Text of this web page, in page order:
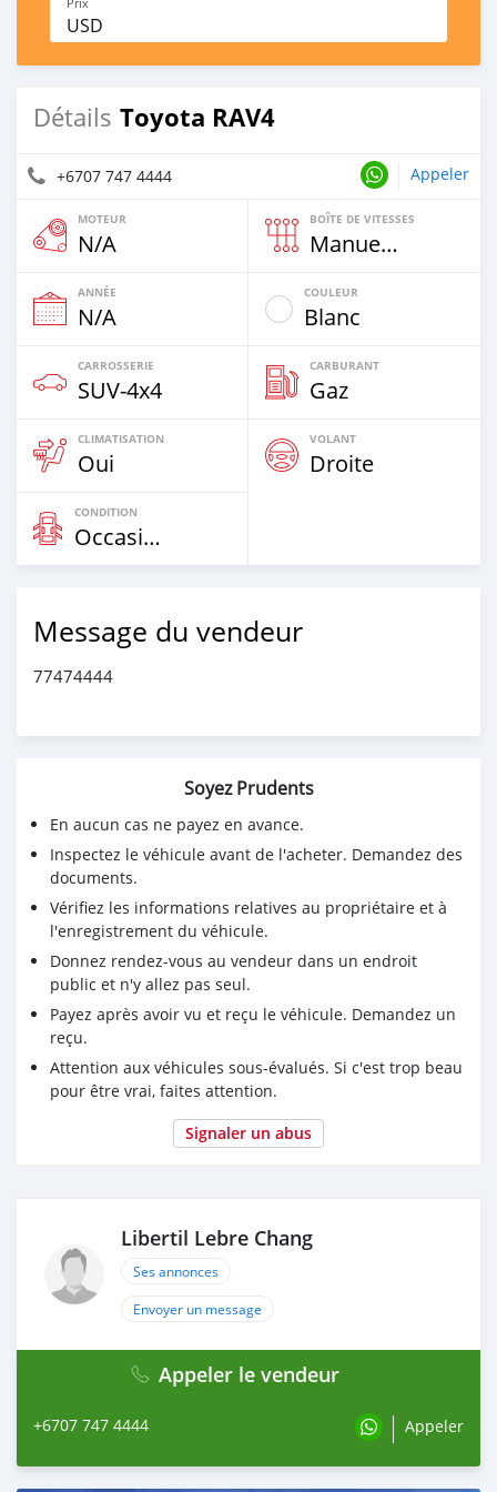
USD
Détails Toyota RAV4
+6707 747 4444 Appeler
MOTEUR
N/A
BOÎTE DE VITESSES
Manuelle
ANNÉE
N/A
COULEUR
Blanc
CARROSSERIE
SUV‒4x4
CARBURANT
Gaz
CLIMATISATION
Oui
VOLANT
Droite
CONDITION
Occasion
Message du vendeur
77474444
Soyez Prudents
En aucun cas ne payez en avance.
Inspectez le véhicule avant de l'acheter. Demandez des
documents.
Vérifiez les informations relatives au propriétaire et à
l'enregistrement du véhicule.
Donnez rendez-vous au vendeur dans un endroit
public et n'y allez pas seul.
Payez après avoir vu et reçu le véhicule. Demandez un
reçu.
Attention aux véhicules sous-évalués. Si c'est trop beau
pour être vrai, faites attention.
Signaler un abus
Libertil Lebre Chang
Ses annonces
Envoyer un message
Appeler le vendeur
+6707 747 4444 Appeler